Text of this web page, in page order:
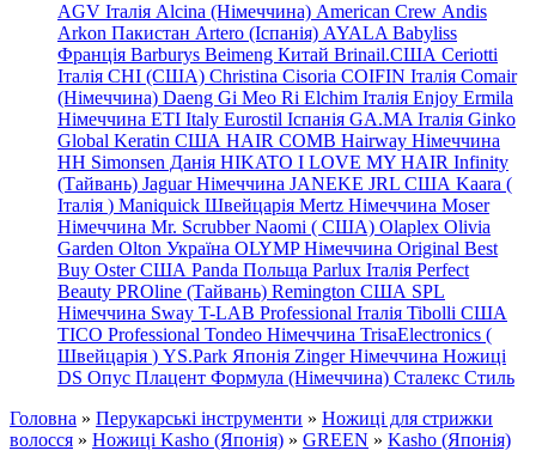
AGV Італія Alcina (Німеччина) American Crew Andis
Arkon Пакистан Artero (Іспанія) AYALA Babyliss
Франція Barburys Beimeng Китай Brinail.США Ceriotti
Італія CHI (США) Christina Cisoria COIFIN Італія Comair
(Німеччина) Daeng Gi Meo Ri Elchim Італія Enjoy Ermila
Німеччина ETI Italy Eurostil Іспанія GA.MA Італія Ginko
Global Keratin США HAIR COMB Hairway Німеччина
HH Simonsen Данія HIKATO I LOVE MY HAIR Infinity
(Тайвань) Jaguar Німеччина JANEKE JRL США Kaara (
Італія ) Maniquick Швейцарія Mertz Німеччина Moser
Німеччина Mr. Scrubber Naomi ( США) Olaplex Olivia
Garden Olton Україна OLYMP Німеччина Original Best
Buy Oster США Panda Польща Parlux Італія Perfect
Beauty PROline (Тайвань) Remington США SPL
Німеччина Sway T-LAB Professional Італія Tibolli США
TICO Professional Tondeo Німеччина TrisaElectronics (
Швейцарія ) YS.Park Японія Zinger Німеччина Ножиці
DS Опус Плацент Формула (Німеччина) Сталекс Стиль
Головна » Перукарські інструменти » Ножиці для стрижки
волосся » Ножиці Kasho (Японія) » GREEN » Kasho (Японія)